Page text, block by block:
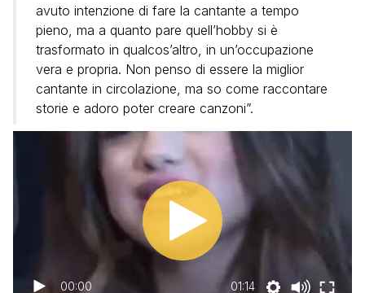
avuto intenzione di fare la cantante a tempo
pieno, ma a quanto pare quell’hobby si è
trasformato in qualcos’altro, in un’occupazione
vera e propria. Non penso di essere la miglior
cantante in circolazione, ma so come raccontare
storie e adoro poter creare canzoni”.
00:00 01:14